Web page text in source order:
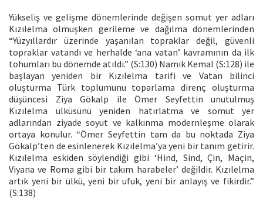
Yükseliş ve gelişme dönemlerinde değişen somut yer adları
Kızılelma olmuşken gerileme ve dağılma dönemlerinden
“Yüzyıllardır üzerinde yaşanılan topraklar değil, güvenli
topraklar vatandı ve herhalde ‘ana vatan’ kavramının da ilk
tohumları bu dönemde atıldı.” (S:130) Namık Kemal (S:128) ile
başlayan yeniden bir Kızılelma tarifi ve Vatan bilinci
oluşturma Türk toplumunu toparlama direnç oluşturma
düşüncesi Ziya Gökalp ile Ömer Seyfettin unutulmuş
Kızılelma ülküsünü yeniden hatırlatma ve somut yer
adlarından ziyade soyut ve kalkınma modernleşme olarak
ortaya konulur. “Ömer Seyfettin tam da bu noktada Ziya
Gökalp’ten de esinlenerek Kızılelma’ya yeni bir tanım getirir.
Kızılelma eskiden söylendiği gibi ‘Hind, Sind, Çin, Maçin,
Viyana ve Roma gibi bir takım harabeler’ değildir. Kızılelma
artık yeni bir ülkü, yeni bir ufuk, yeni bir anlayış ve fikirdir.”
(S:138)